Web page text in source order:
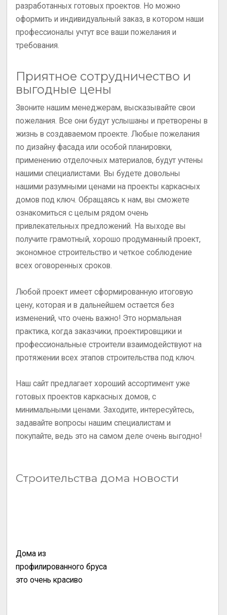
разработанных готовых проектов. Но можно
оформить и индивидуальный заказ, в котором наши
профессионалы учтут все ваши пожелания и
требования.
Приятное сотрудничество и
выгодные цены
Звоните нашим менеджерам, высказывайте свои
пожелания. Все они будут услышаны и претворены в
жизнь в создаваемом проекте. Любые пожелания
по дизайну фасада или особой планировки,
применению отделочных материалов, будут учтены
нашими специалистами. Вы будете довольны
нашими разумными ценами на проекты каркасных
домов под ключ. Обращаясь к нам, вы сможете
ознакомиться с целым рядом очень
привлекательных предложений. На выходе вы
получите грамотный, хорошо продуманный проект,
экономное строительство и четкое соблюдение
всех оговоренных сроков.
Любой проект имеет сформированную итоговую
цену, которая и в дальнейшем остается без
изменений, что очень важно! Это нормальная
практика, когда заказчики, проектировщики и
профессиональные строители взаимодействуют на
протяжении всех этапов строительства под ключ.
Наш сайт предлагает хороший ассортимент уже
готовых проектов каркасных домов, с
минимальными ценами. Заходите, интересуйтесь,
задавайте вопросы нашим специалистам и
покупайте, ведь это на самом деле очень выгодно!
Строительства дома новости
Дома из
профилированного бруса
это очень красиво